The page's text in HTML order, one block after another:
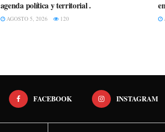
agenda política y territorial .
AGOSTO 5, 2026 120
FACEBOOK INSTAGRAM